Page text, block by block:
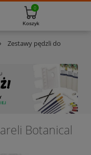
Zestawy pędzli do
Botanical
8:00 - 16:00